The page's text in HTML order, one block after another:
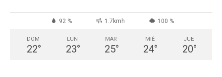
92 % 1.7kmh 100 %
DOM
22°
LUN
23°
MAR
25°
MIÉ
24°
JUE
20°